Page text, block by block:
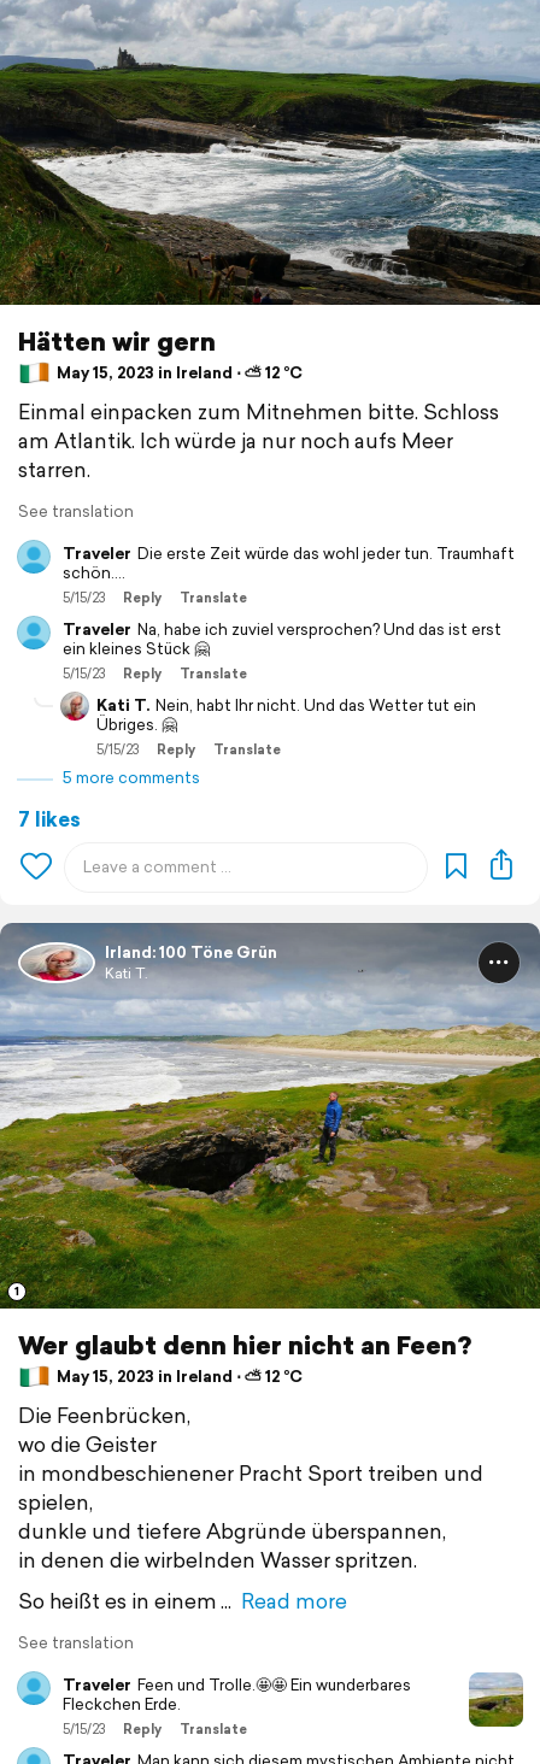
Hätten wir gern
May 15, 2023 in Ireland ⋅ ⛅ 12 °C
Einmal einpacken zum Mitnehmen bitte. Schloss
am Atlantik. Ich würde ja nur noch aufs Meer
starren.
See translation
Traveler Die erste Zeit würde das wohl jeder tun. Traumhaft
schön....
5/15/23 Reply Translate
Traveler Na, habe ich zuviel versprochen? Und das ist erst
ein kleines Stück 🤗
5/15/23 Reply Translate
Kati T. Nein, habt Ihr nicht. Und das Wetter tut ein
Übriges. 🤗
5/15/23 Reply Translate
5 more comments
7 likes
Irland: 100 Töne Grün
Kati T.
1
Wer glaubt denn hier nicht an Feen?
May 15, 2023 in Ireland ⋅ ⛅ 12 °C
Die Feenbrücken,
wo die Geister
in mondbeschienener Pracht Sport treiben und
spielen,
dunkle und tiefere Abgründe überspannen,
in denen die wirbelnden Wasser spritzen.
So heißt es in einem
Read more
See translation
Traveler Feen und Trolle.🤩🤩 Ein wunderbares
Fleckchen Erde.
5/15/23 Reply Translate